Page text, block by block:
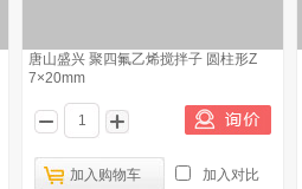
唐山盛兴 聚四氟乙烯搅拌子 圆柱形Z
7×20mm
加入购物车 加入对比